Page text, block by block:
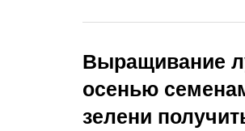
Выращивание
осенью
зелени